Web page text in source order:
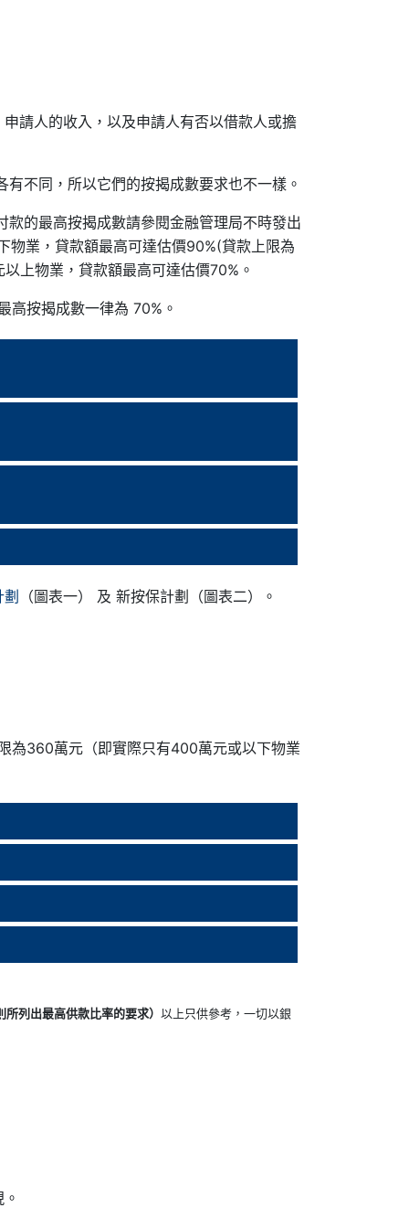
請人的收入，以及申請人有否以借款人或擔
不同，所以它們的按揭成數要求也不一樣。
的最高按揭成數請參閱金融管理局不時發出
物業，貸款額最高可達估價90%(貸款上限為
上物業，貸款額最高可達估價70%。
高按揭成數一律為 70%。
（圖表一） 及 新按保計劃（圖表二）。
為360萬元（即實際只有400萬元或以下物業
列出最高供款比率的要求） 以上只供參考，一切以銀